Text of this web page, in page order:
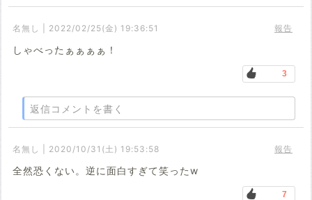
名無し | 2022/02/25(金) 19:36:51 報告
しゃべったぁぁぁぁ！
3
返信コメントを書く
名無し | 2020/10/31(土) 19:53:58 報告
全然恐くない。逆に面白すぎて笑ったw
7